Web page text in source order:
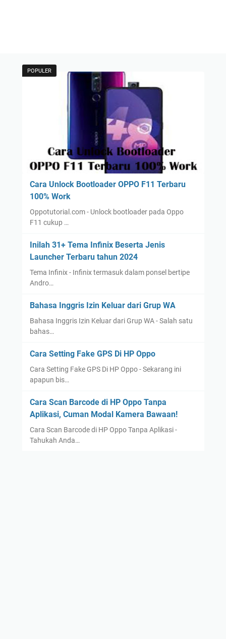
POPULER
Cara Unlock Bootloader OPPO F11 Terbaru
100% Work
Oppotutorial.com - Unlock bootloader pada Oppo
F11 cukup …
Inilah 31+ Tema Infinix Beserta Jenis
Launcher Terbaru tahun 2024
Tema Infinix - Infinix termasuk dalam ponsel bertipe
Andro…
Bahasa Inggris Izin Keluar dari Grup WA
Bahasa Inggris Izin Keluar dari Grup WA - Salah satu
bahas…
Cara Setting Fake GPS Di HP Oppo
Cara Setting Fake GPS Di HP Oppo - Sekarang ini
apapun bis…
Cara Scan Barcode di HP Oppo Tanpa
Aplikasi, Cuman Modal Kamera Bawaan!
Cara Scan Barcode di HP Oppo Tanpa Aplikasi -
Tahukah Anda…